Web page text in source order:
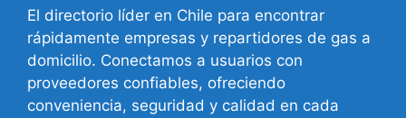
El directorio líder en Chile para encontrar
rápidamente empresas y repartidores de gas a
domicilio. Conectamos a usuarios con
proveedores confiables, ofreciendo
conveniencia, seguridad y calidad en cada